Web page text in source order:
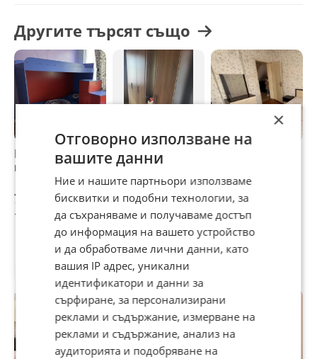
Другите търсят също
Комплект легла с
гардероб
750 €
1 466,87 лв
продавам спален
комплект и
гардероб с 5
врати
700 €
1 369,08 лв
см
650 €
1 271,29 лв
Потребител
×
Отговорно използване на
вашите данни
Ние и нашите партньори използваме
бисквитки и подобни технологии, за
да съхраняваме и получаваме достъп
до информация на вашето устройство
и да обработваме лични данни, като
вашия IP адрес, уникални
идентификатори и данни за
сърфиране, за персонализирани
реклами и съдържание, измерване на
реклами и съдържание, анализ на
аудиторията и подобряване на